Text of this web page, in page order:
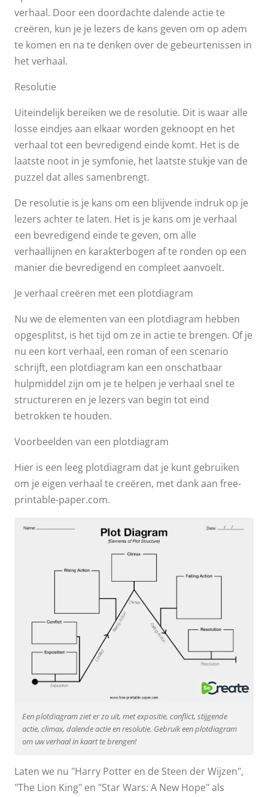
verhaal. Door een doordachte dalende actie te
creëren, kun je je lezers de kans geven om op adem
te komen en na te denken over de gebeurtenissen in
het verhaal.
Resolutie
Uiteindelijk bereiken we de resolutie. Dit is waar alle
losse eindjes aan elkaar worden geknoopt en het
verhaal tot een bevredigend einde komt. Het is de
laatste noot in je symfonie, het laatste stukje van de
puzzel dat alles samenbrengt.
De resolutie is je kans om een ​​blijvende indruk op je
lezers achter te laten. Het is je kans om je verhaal
een bevredigend einde te geven, om alle
verhaallijnen en karakterbogen af ​​te ronden op een
manier die bevredigend en compleet aanvoelt.
Je verhaal creëren met een plotdiagram
Nu we de elementen van een plotdiagram hebben
opgesplitst, is het tijd om ze in actie te brengen. Of je
nu een kort verhaal, een roman of een scenario
schrijft, een plotdiagram kan een onschatbaar
hulpmiddel zijn om je te helpen je verhaal snel te
structureren en je lezers van begin tot eind
betrokken te houden.
Voorbeelden van een plotdiagram
Hier is een leeg plotdiagram dat je kunt gebruiken
om je eigen verhaal te creëren, met dank aan free-
printable-paper.com.
Een plotdiagram ziet er zo uit, met expositie, conflict, stijgende
actie, climax, dalende actie en resolutie. Gebruik een plotdiagram
om uw verhaal in kaart te brengen!
Laten we nu "Harry Potter en de Steen der Wijzen",
"The Lion King" en "Star Wars: A New Hope" als